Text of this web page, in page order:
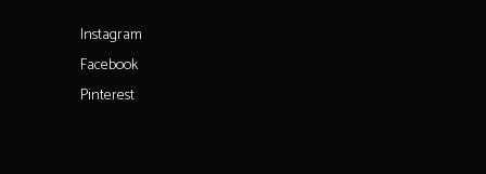
Instagram
Facebook
Pinterest